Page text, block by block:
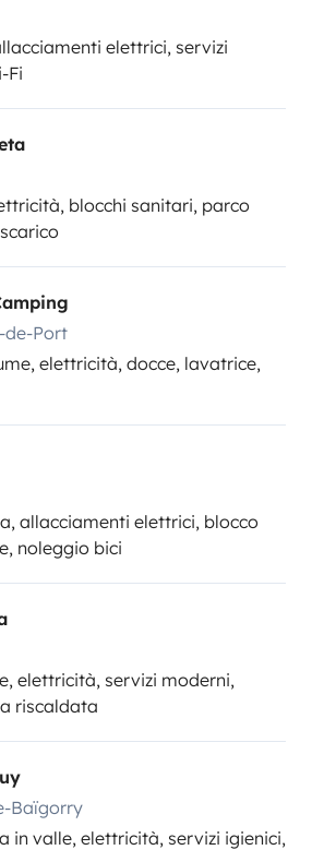
elettrici, servizi
Fi
blocchi sanitari, parco
de-Port
elettricità, docce, lavatrice,
allacciamenti elettrici, blocco
noleggio bici
elettricità, servizi moderni,
riscaldata
Baïgorry
in valle, elettricità, servizi igienici,